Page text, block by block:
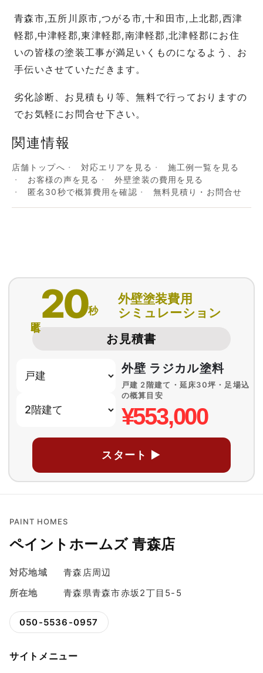
青森市,五所川原市,つがる市,十和田市,上北郡,西津
軽郡,中津軽郡,東津軽郡,南津軽郡,北津軽郡にお住
いの皆様の塗装工事が満足いくものになるよう、お
手伝いさせていただきます。
劣化診断、お見積もり等、無料で行っておりますの
でお気軽にお問合せ下さい。
関連情報
店舗トップへ 対応エリアを見る
施工例一覧を見る
お客様の声を見る
外壁塗装の費用を見る
匿名30秒で概算費用を確認
無料見積り・お問合せ
20秒
外壁塗装費用
シミュレーション
お見積書
外壁 ラジカル塗料
戸建 2階建て・延床30坪・足場込
の概算目安
¥553,000
スタート ▶
PAINT HOMES
ペイントホームズ 青森店
対応地域
青森店周辺
所在地
青森県青森市赤坂2丁目5-5
050-5536-0957
サイトメニュー